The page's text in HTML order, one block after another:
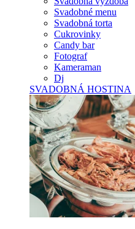
Svadobné menu
Svadobná torta
Cukrovinky
Candy bar
Fotograf
Kameraman
Dj
SVADOBNÁ HOSTINA